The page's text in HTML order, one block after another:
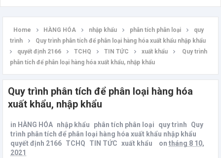
Home HÀNG HÓA nhập khẩu phân tích phân loại
quy
trình
Quy trình phân tích để phân loại hàng hóa xuất khẩu nhập khẩu
quyết định 2166
TCHQ TIN TỨC xuất khẩu
Quy trình
phân tích để phân loại hàng hóa xuất khẩu, nhập khẩu
Quy trình phân tích để phân loại hàng hóa
xuất khẩu, nhập khẩu
in HÀNG HÓA nhập khẩu phân tích phân loại quy trình
Quy
trình phân tích để phân loại hàng hóa xuất khẩu nhập khẩu
quyết định 2166 TCHQ TIN TỨC xuất khẩu on tháng 8 10,
2021